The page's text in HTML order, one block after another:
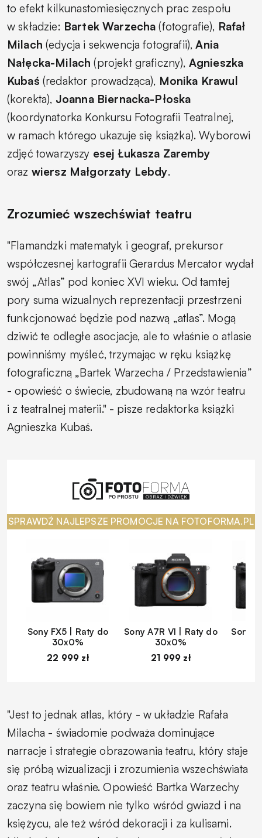
to efekt kilkunastomiesięcznych prac zespołu
w składzie: Bartek Warzecha (fotografie), Rafał
Milach (edycja i sekwencja fotografii),Ania
Nałęcka-Milach (projekt graficzny), Agnieszka
Kubaś (redaktor prowadząca), Monika Krawul
(korekta), Joanna Biernacka-Płoska
(koordynatorka Konkursu Fotografii Teatralnej,
w ramach którego ukazuje się książka). Wyborowi
zdjęć towarzyszy esej Łukasza Zaremby
oraz wiersz Małgorzaty Lebdy.
Zrozumieć wszechświat teatru
"Flamandzki matematyk i geograf, prekursor
współczesnej kartografii Gerardus Mercator wydał
swój „Atlas” pod koniec XVI wieku. Od tamtej
pory suma wizualnych reprezentacji przestrzeni
funkcjonować będzie pod nazwą „atlas”. Mogą
dziwić te odległe asocjacje, ale to właśnie o atlasie
powinniśmy myśleć, trzymając w ręku książkę
fotograficzną „Bartek Warzecha / Przedstawienia”
- opowieść o świecie, zbudowaną na wzór teatru
i z teatralnej materii."- pisze redaktorka książki
Agnieszka Kubaś.
SPRAWDŹ NAJLEPSZE PROMOCJE NA FOTOFORMA.PL
Sony FX5 | Raty do
30x0%
22 999 zł
Sony A7R VI | Raty do
30x0%
21 999 zł
Sony
"Jest to jednak atlas, który - w układzie Rafała
Milacha - świadomie podważa dominujące
narracje i strategie obrazowania teatru, który staje
się próbą wizualizacji i zrozumienia wszechświata
oraz teatru właśnie. Opowieść Bartka Warzechy
zaczyna się bowiem nie tylko wśród gwiazd i na
księżycu, ale też wśród dekoracji i za kulisami.